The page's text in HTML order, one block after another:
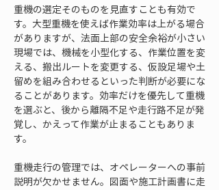
重機の選定そのものを見直すことも有効で
す。大型重機を使えば作業効率は上がる場合
がありますが、法面上部の安全余裕が小さい
現場では、機械を小型化する、作業位置を変
える、搬出ルートを変更する、仮設足場や土
留めを組み合わせるといった判断が必要にな
ることがあります。効率だけを優先して重機
を選ぶと、後から離隔不足や走行路不足が発
覚し、かえって作業が止まることもありま
す。
重機走行の管理では、オペレーターへの事前
説明が欠かせません。図面や施工計画書に走